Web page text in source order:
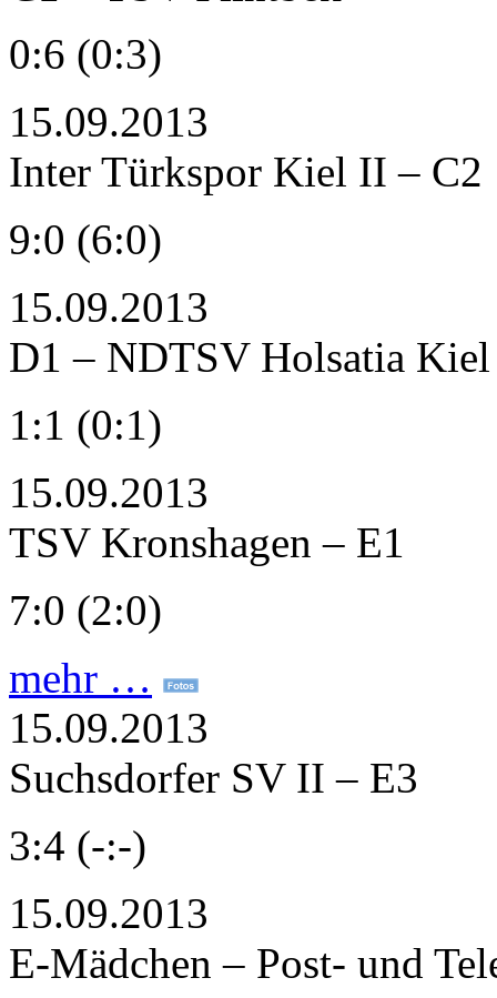
0:6 (0:3)
15.09.2013
Inter Türkspor Kiel II – C2
9:0 (6:0)
15.09.2013
D1 – NDTSV Holsatia Kiel
1:1 (0:1)
15.09.2013
TSV Kronshagen – E1
7:0 (2:0)
mehr …
15.09.2013
Suchsdorfer SV II – E3
3:4 (-:-)
15.09.2013
E-Mädchen – Post- und